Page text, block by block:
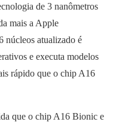
de 3 nanômetros
mais a Apple
núcleos atualizado é
e executa modelos
rápido que o chip A16
que o chip A16 Bionic e